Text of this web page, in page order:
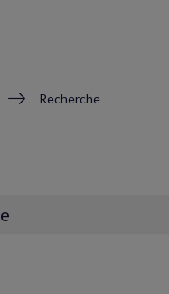
Recherche